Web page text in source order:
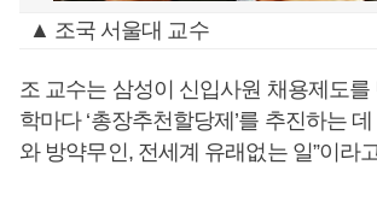
▲ 조국 서울대 교수
조 교수는 삼성이 신입사원 채용제도를
학마다 ‘총장추천할당제’를 추진하는
와 방약무인, 전세계 유래없는 일”이라